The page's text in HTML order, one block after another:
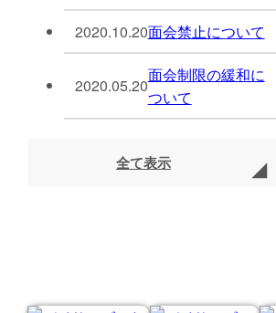
2020.10.20面会禁止について
2020.05.20
面会制限の緩和に
ついて
全て表示